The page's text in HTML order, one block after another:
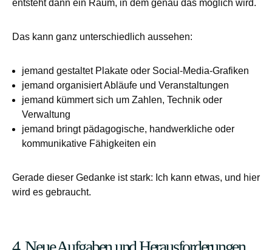
entsteht dann ein Raum, in dem genau das möglich wird.
Das kann ganz unterschiedlich aussehen:
jemand gestaltet Plakate oder Social-Media-Grafiken
jemand organisiert Abläufe und Veranstaltungen
jemand kümmert sich um Zahlen, Technik oder
Verwaltung
jemand bringt pädagogische, handwerkliche oder
kommunikative Fähigkeiten ein
Gerade dieser Gedanke ist stark: Ich kann etwas, und hier
wird es gebraucht.